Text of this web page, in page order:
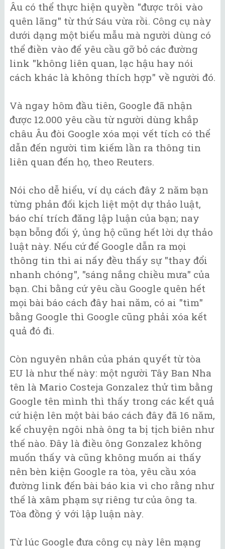
Âu có thể thực hiện quyền "được trôi vào
quên lãng" từ thứ Sáu vừa rồi. Công cụ này
dưới dạng một biểu mẫu mà người dùng có
thể điền vào để yêu cầu gỡ bỏ các đường
link "không liên quan, lạc hậu hay nói
cách khác là không thích hợp" về người đó.
Và ngay hôm đầu tiên, Google đã nhận
được 12.000 yêu cầu từ người dùng khắp
châu Âu đòi Google xóa mọi vết tích có thể
dẫn đến người tìm kiếm lần ra thông tin
liên quan đến họ, theo Reuters.
Nói cho dễ hiểu, ví dụ cách đây 2 năm bạn
từng phản đối kịch liệt một dự thảo luật,
báo chí trích đăng lập luận của bạn; nay
bạn bỗng đổi ý, ủng hộ cũng hết lời dự thảo
luật này. Nếu cứ để Google dẫn ra mọi
thông tin thì ai nấy đều thấy sự "thay đổi
nhanh chóng", "sáng nắng chiều mưa" của
bạn. Chi bằng cứ yêu cầu Google quên hết
mọi bài báo cách đây hai năm, có ai "tìm"
bằng Google thì Google cũng phải xóa kết
quả đó đi.
Còn nguyên nhân của phán quyết từ tòa
EU là như thế này: một người Tây Ban Nha
tên là Mario Costeja Gonzalez thử tìm bằng
Google tên mình thì thấy trong các kết quả
cứ hiện lên một bài báo cách đây đã 16 năm,
kể chuyện ngôi nhà ông ta bị tịch biên như
thế nào. Đây là điều ông Gonzalez không
muốn thấy và cũng không muốn ai thấy
nên bèn kiện Google ra tòa, yêu cầu xóa
đường link đến bài báo kia vì cho rằng như
thế là xâm phạm sự riêng tư của ông ta.
Tòa đồng ý với lập luận này.
Từ lúc Google đưa công cụ này lên mạng